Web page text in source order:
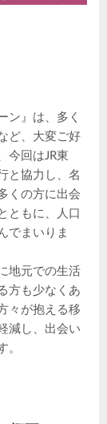
ン』は、多く
ど、大変ご好
今回はJR東
と協力し、名
くの方に出会
ともに、人口
でまいりま
地元での生活
方も少なくあ
々が抱える移
減し、出会い
。